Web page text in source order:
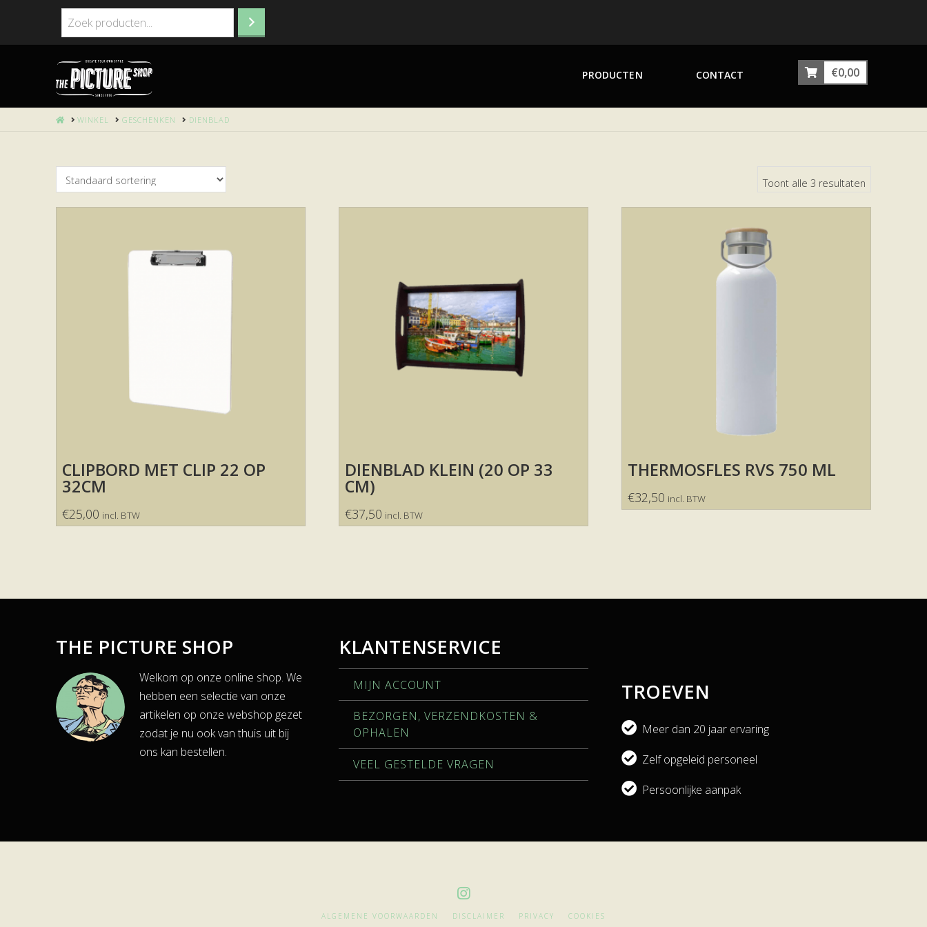
PRODUCTEN CONTACT €0,00
HOMEWINKEL GESCHENKEN DIENBLAD
Toont alle 3 resultaten
CLIPBORD MET CLIP 22 OP
32CM
€25,00 incl. BTW
DIENBLAD KLEIN (20 OP 33
CM)
€37,50 incl. BTW
THERMOSFLES RVS 750 ML
€32,50 incl. BTW
THE PICTURE SHOP
Welkom op onze online shop. We
hebben een selectie van onze
artikelen op onze webshop gezet
zodat je nu ook van thuis uit bij
ons kan bestellen.
KLANTENSERVICE
MIJN ACCOUNT
BEZORGEN, VERZENDKOSTEN &
OPHALEN
VEEL GESTELDE VRAGEN
TROEVEN
Meer dan 20 jaar ervaring
Zelf opgeleid personeel
Persoonlijke aanpak
ALGEMENE VOORWAARDEN DISCLAIMER PRIVACY COOKIES